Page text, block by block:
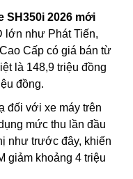
SH350i 2026 mới
lớn như Phát Tiến,
Cấp có giá bán từ
là 148,9 triệu đồng
đồng.
đối với xe máy trên
mức thu lần đầu
như trước đây, khiến
giảm khoảng 4 triệu